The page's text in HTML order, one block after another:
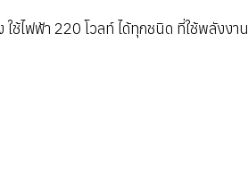
ช้ไฟฟ้า 220 โวลท์ ได้ทุกชนิด ที่ใช้พลังง